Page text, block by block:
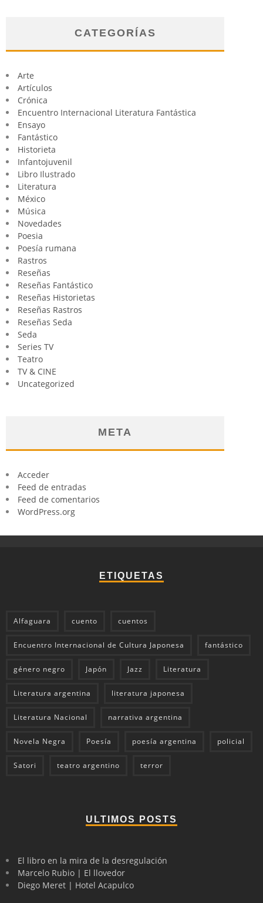
CATEGORÍAS
Arte
Artículos
Crónica
Encuentro Internacional Literatura Fantástica
Ensayo
Fantástico
Historieta
Infantojuvenil
Libro Ilustrado
Literatura
México
Música
Novedades
Poesia
Poesía rumana
Rastros
Reseñas
Reseñas Fantástico
Reseñas Historietas
Reseñas Rastros
Reseñas Seda
Seda
Series TV
Teatro
TV & CINE
Uncategorized
META
Acceder
Feed de entradas
Feed de comentarios
WordPress.org
ETIQUETAS
Alfaguara cuento cuentos
Encuentro Internacional de Cultura Japonesa fantástico
género negro Japón Jazz Literatura
Literatura argentina literatura japonesa
Literatura Nacional narrativa argentina
Novela Negra Poesía poesía argentina policial
Satori teatro argentino terror
ULTIMOS POSTS
El libro en la mira de la desregulación
Marcelo Rubio | El llovedor
Diego Meret | Hotel Acapulco